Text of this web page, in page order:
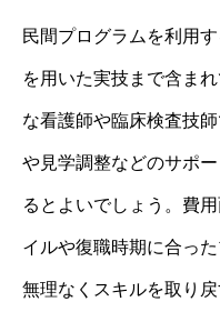
民間プログラムを利用
を用いた実技まで含ま
な看護師や臨床検査技
や見学調整などのサポ
るとよいでしょう。費
イルや復職時期に合っ
無理なくスキルを取り